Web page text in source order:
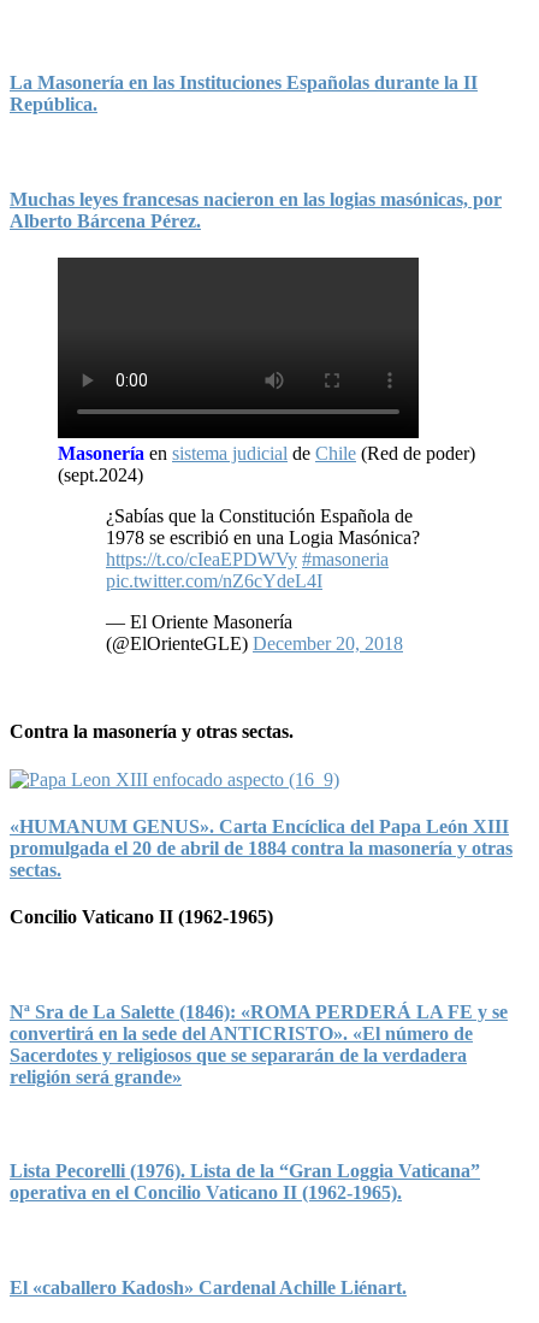
La Masonería en las Instituciones Españolas durante la II
República.
Muchas leyes francesas nacieron en las logias masónicas, por
Alberto Bárcena Pérez.
Masonería en sistema judicial de Chile (Red de poder)
(sept.2024)
¿Sabías que la Constitución Española de
1978 se escribió en una Logia Masónica?
https://t.co/cIeaEPDWVy #masoneria
pic.twitter.com/nZ6cYdeL4I
— El Oriente Masonería
(@ElOrienteGLE) December 20, 2018
Contra la masonería y otras sectas.
«HUMANUM GENUS». Carta Encíclica del Papa León XIII
promulgada el 20 de abril de 1884 contra la masonería y otras
sectas.
Concilio Vaticano II (1962-1965)
Nª Sra de La Salette (1846): «ROMA PERDERÁ LA FE y se
convertirá en la sede del ANTICRISTO». «El número de
Sacerdotes y religiosos que se separarán de la verdadera
religión será grande»
Lista Pecorelli (1976). Lista de la “Gran Loggia Vaticana”
operativa en el Concilio Vaticano II (1962-1965).
El «caballero Kadosh» Cardenal Achille Liénart.